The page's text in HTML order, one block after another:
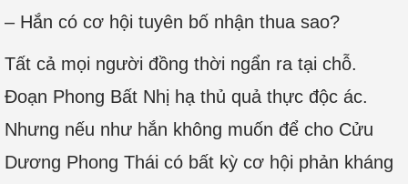
– Hắn có cơ hội tuyên bố nhận thua sao?
Tất cả mọi người đồng thời ngẩn ra tại chỗ.
Đoạn Phong Bất Nhị hạ thủ quả thực độc ác.
Nhưng nếu như hắn không muốn để cho Cửu
Dương Phong Thái có bất kỳ cơ hội phản kháng